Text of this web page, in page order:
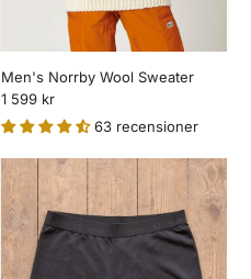
Men's Norrby Wool Sweater
1 599 kr
63 recensioner